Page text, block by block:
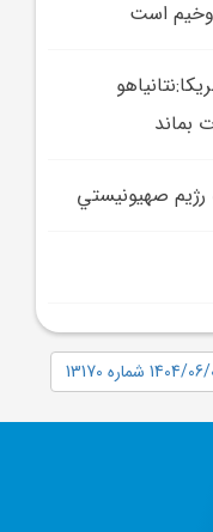
وخيم است
بماند
صهيونيستي